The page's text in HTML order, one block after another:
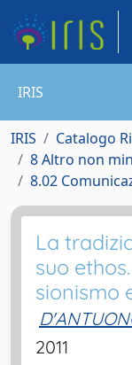
IRIS
IRIS
Catalogo
8 Altro non
8.02
La
suo
sionismo
2011